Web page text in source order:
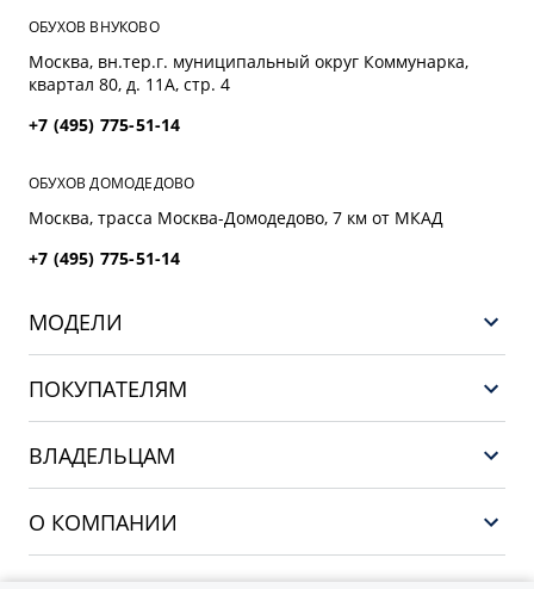
ОБУХОВ ВНУКОВО
Москва, вн.тер.г. муниципальный округ Коммунарка,
квартал 80, д. 11А, стр. 4
+7 (495) 775-51-14
ОБУХОВ ДОМОДЕДОВО
Москва, трасса Mосква-Домодедово, 7 км от МКАД
+7 (495) 775-51-14
МОДЕЛИ
CITYRAY
ATLAS
OKAVANGO
MONJARO
ПОКУПАТЕЛЯМ
ВЛАДЕЛЬЦАМ
О КОМПАНИИ